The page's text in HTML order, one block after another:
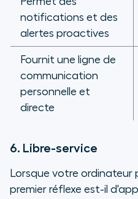
notifications et des
alertes proactives
Fournit une ligne de
communication
personnelle et
directe
6. Libre-service
Lorsque votre ordinateur
premier réflexe est-il